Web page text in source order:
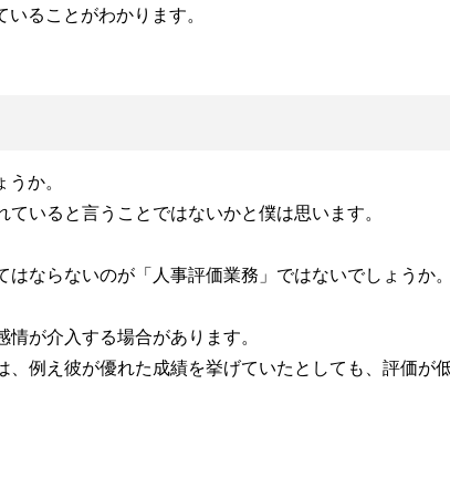
ることがわかります。
か。
いると言うことではないかと僕は思います。
ならないのが「人事評価業務」ではないでしょうか
が介入する場合があります。
、例え彼が優れた成績を挙げていたとしても、評価が